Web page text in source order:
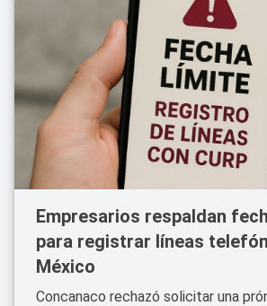
Empresarios respaldan
para registrar líneas
México
Concanaco rechazó solicitar una